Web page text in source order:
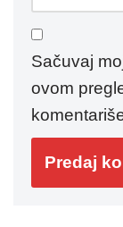
Sačuvaj
ovom